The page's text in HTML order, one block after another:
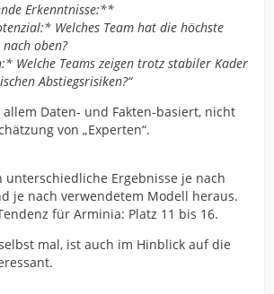
Erkenntnisse:**
Welches Team hat die höchste
oben?
Welche Teams zeigen trotz stabiler Kader
Abstiegsrisiken?“
Daten- und Fakten-basiert, nicht
von „Experten“.
unterschiedliche Ergebnisse je nach
je nach verwendetem Modell heraus.
für Arminia: Platz 11 bis 16.
mal, ist auch im Hinblick auf die